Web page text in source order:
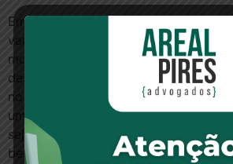
Embora o contrato por prazo
vantajoso para o inquilino que
momento do imóvel, esse tipo de
desinteressante para o inquilino que
no imóvel por um prazo mais longo,
um pouco o valor de seu aluguel. A
seja ganhar tempo para buscar um
bem mais barato.